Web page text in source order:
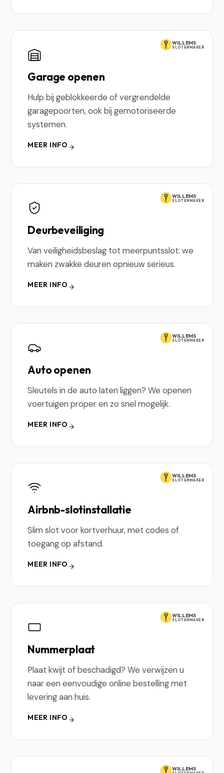
WILLEMS
SLOTENMAKER
Garage openen
Hulp bij geblokkeerde of vergrendelde
garagepoorten, ook bij gemotoriseerde
systemen.
MEER INFO
WILLEMS
SLOTENMAKER
Deurbeveiliging
Van veiligheidsbeslag tot meerpuntsslot: we
maken zwakke deuren opnieuw serieus.
MEER INFO
WILLEMS
SLOTENMAKER
Auto openen
Sleutels in de auto laten liggen? We openen
voertuigen proper en zo snel mogelijk.
MEER INFO
WILLEMS
SLOTENMAKER
Airbnb-slotinstallatie
Slim slot voor kortverhuur, met codes of
toegang op afstand.
MEER INFO
WILLEMS
SLOTENMAKER
Nummerplaat
Plaat kwijt of beschadigd? We verwijzen u
naar een eenvoudige online bestelling met
levering aan huis.
MEER INFO
WILLEMS